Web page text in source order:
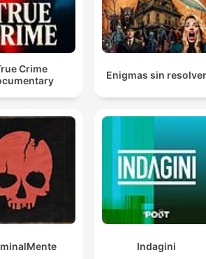
Crime
Enigmas sin resolver
Indagini